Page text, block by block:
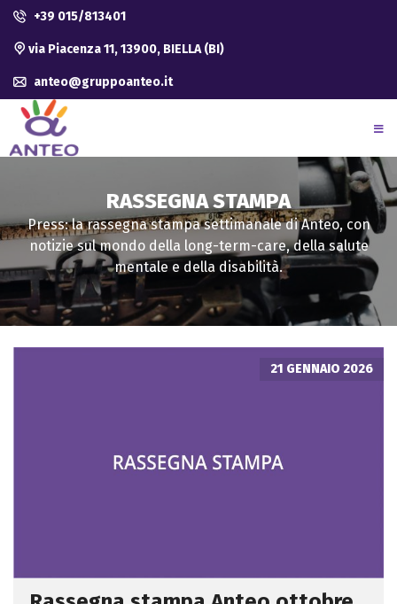
+39 015/813401
via Piacenza 11, 13900, BIELLA (BI)
anteo@gruppoanteo.it
RASSEGNA STAMPA
Press: la rassegna stampa settimanale di Anteo, con
notizie sul mondo della long-term-care, della salute
mentale e della disabilità.
21 GENNAIO 2026